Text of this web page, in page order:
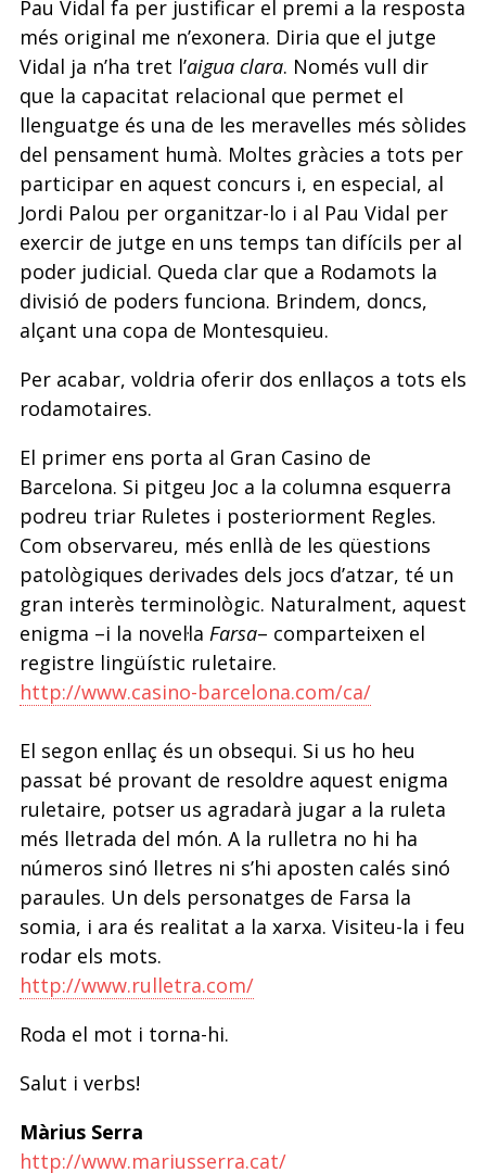
Pau Vidal fa per justificar el premi a la resposta
més original me n’exonera. Diria que el jutge
Vidal ja n’ha tret l’aigua clara. Només vull dir
que la capacitat relacional que permet el
llenguatge és una de les meravelles més sòlides
del pensament humà. Moltes gràcies a tots per
participar en aquest concurs i, en especial, al
Jordi Palou per organitzar-lo i al Pau Vidal per
exercir de jutge en uns temps tan difícils per al
poder judicial. Queda clar que a Rodamots la
divisió de poders funciona. Brindem, doncs,
alçant una copa de Montesquieu.
Per acabar, voldria oferir dos enllaços a tots els
rodamotaires.
El primer ens porta al Gran Casino de
Barcelona. Si pitgeu Joc a la columna esquerra
podreu triar Ruletes i posteriorment Regles.
Com observareu, més enllà de les qüestions
patològiques derivades dels jocs d’atzar, té un
gran interès terminològic. Naturalment, aquest
enigma –i la novel·la Farsa– comparteixen el
registre lingüístic ruletaire.
http://www.casino-barcelona.com/ca/
El segon enllaç és un obsequi. Si us ho heu
passat bé provant de resoldre aquest enigma
ruletaire, potser us agradarà jugar a la ruleta
més lletrada del món. A la rulletra no hi ha
números sinó lletres ni s’hi aposten calés sinó
paraules. Un dels personatges de Farsa la
somia, i ara és realitat a la xarxa. Visiteu-la i feu
rodar els mots.
http://www.rulletra.com/
Roda el mot i torna-hi.
Salut i verbs!
Màrius Serra
http://www.mariusserra.cat/